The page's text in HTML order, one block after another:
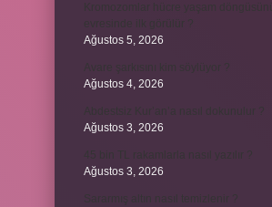
Ağustos 5, 2026
Ağustos 4, 2026
Ağustos 3, 2026
Ağustos 3, 2026